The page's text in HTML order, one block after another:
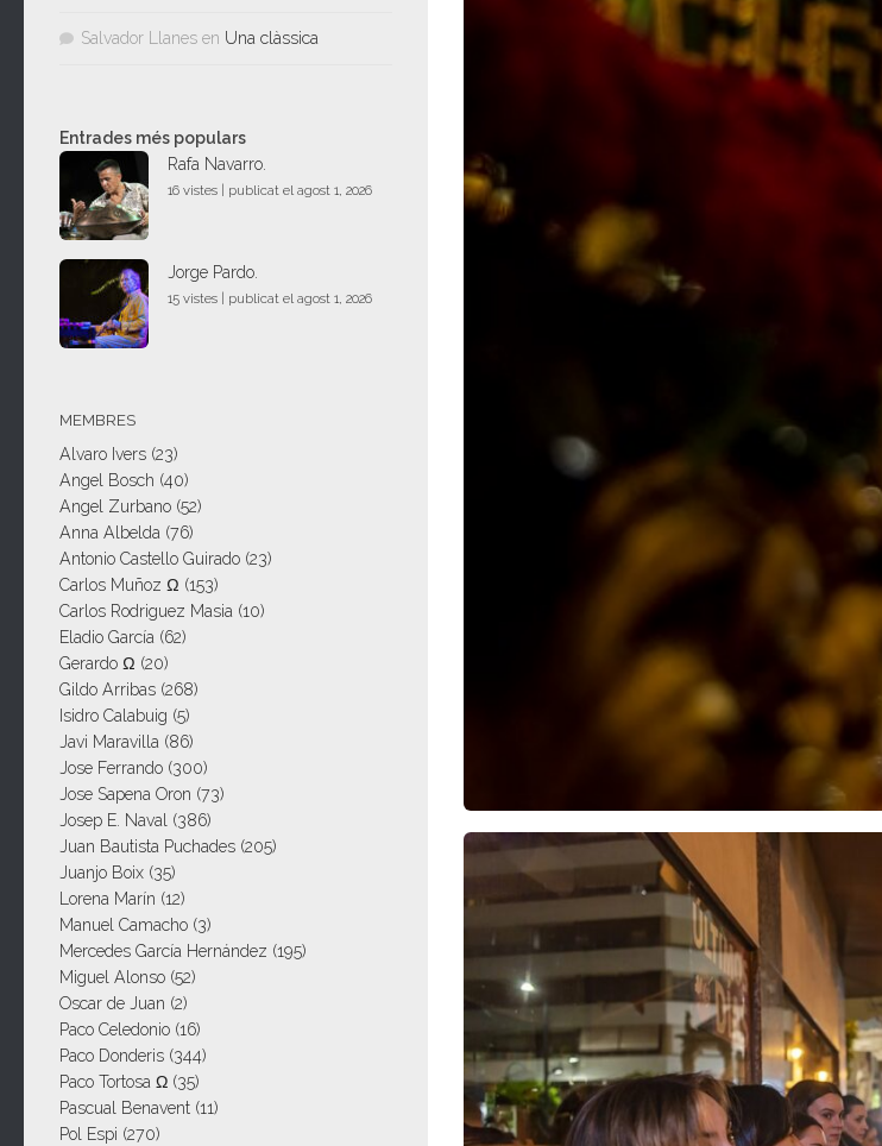
Salvador Llanes en Una clàssica
Entrades més populars
Rafa Navarro.
16 vistes publicat el agost 1, 2026
Jorge Pardo.
15 vistes publicat el agost 1, 2026
MEMBRES
Alvaro Ivers (23)
Angel Bosch (40)
Angel Zurbano (52)
Anna Albelda (76)
Antonio Castello Guirado (23)
Carlos Muñoz Ω (153)
Carlos Rodriguez Masia (10)
Eladio García (62)
Gerardo Ω (20)
Gildo Arribas (268)
Isidro Calabuig (5)
Javi Maravilla (86)
Jose Ferrando (300)
Jose Sapena Oron (73)
Josep E. Naval (386)
Juan Bautista Puchades (205)
Juanjo Boix (35)
Lorena Marín (12)
Manuel Camacho (3)
Mercedes García Hernández (195)
Miguel Alonso (52)
Oscar de Juan (2)
Paco Celedonio (16)
Paco Donderis (344)
Paco Tortosa Ω (35)
Pascual Benavent (11)
Pol Espi (270)